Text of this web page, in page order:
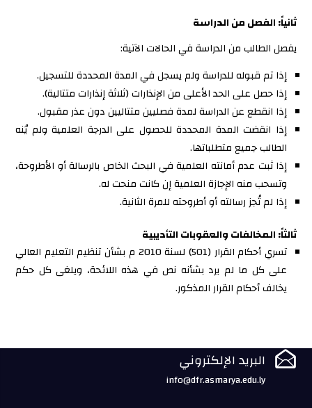
ثانياً: الفصل من الدراسة
يفصل الطالب من الدراسة في الحالات الآتية:
إذا تم قبوله للدراسة ولم يسجل في المدة المحددة للتسجيل.
إذا حصل على الحد الأعلى من الإنذارات (ثلاثة إنذارات متتالية).
إذا انقطع عن الدراسة لمدة فصليين متتاليين دون عذر مقبول.
إذا انقضت المدة المحددة للحصول على الدرجة العلمية ولم يُنه
الطالب جميع متطلباتها.
إذا ثبت عدم أمانته العلمية في البحث الخاص بالرسالة أو الأطروحة،
وتسحب منه الإجازة العلمية إن كانت منحت له.
إذا لم تُجز رسالته أو أطروحته للمرة الثانية.
ثالثاً: المخالفات والعقوبات التأديبية
تسري أحكام القرار (501) لسنة 2010 م بشأن تنظيم التعليم العالي
على كل ما لم يرد بشأنه نص في هذه اللائحة، ويلغى كل حكم
يخالف أحكام القرار المذكور.
 البريد الإلكتروني
info@dfr.asmarya.edu.ly